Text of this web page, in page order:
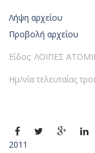
Λήψη αρχείου
Προβολή αρχείου
Είδος: ΛΟΙΠΕΣ
Ημ/νία τελευταίας
2011